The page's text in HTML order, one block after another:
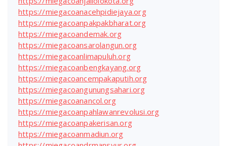
https://miegacoanacehpidiejaya.org
https://miegacoanpakpakbharat.org
https://miegacoandemak.org
https://miegacoansarolangun.org
https://miegacoanlimapuluh.org
https://miegacoanbengkayang.org
https://miegacoancempakaputih.org
https://miegacoangunungsahari.org
https://miegacoanancol.org
https://miegacoanpahlawanrevolusi.org
https://miegacoanpakerisan.org
https://miegacoanmadiun.org